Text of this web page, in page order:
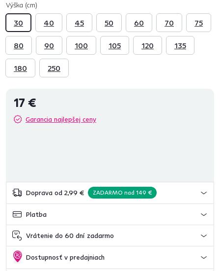
Výška (cm)
30 40 45 50 60 70 75
80 90 100 105 120 135
180 250
17 €
Garancia najlepšej ceny
Doprava od 2,99 € ZADARMO nad 149 €
Platba
Vrátenie do 60 dní zadarmo
Dostupnosť v predajniach